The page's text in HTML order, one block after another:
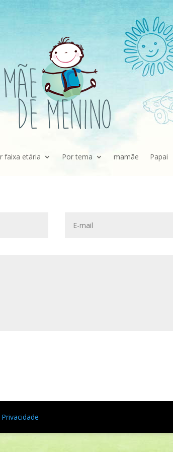
faixa etária Por tema mamãe Papai